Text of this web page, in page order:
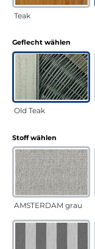
Teak
Geflecht wählen
Old Teak
Stoff wählen
AMSTERDAM grau